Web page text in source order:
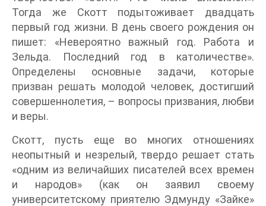
Тогда же Скотт подытоживает двадцать
первый год жизни. В день своего рождения он
пишет: «Невероятно важный год. Работа и
Зельда. Последний год в католичестве».
Определены основные задачи, которые
призван решать молодой человек, достигший
совершеннолетия, – вопросы призвания, любви
и веры.
Скотт, пусть еще во многих отношениях
неопытный и незрелый, твердо решает стать
«одним из величайших писателей всех времен
и народов» (как он заявил своему
университетскому приятелю Эдмунду «Зайке»